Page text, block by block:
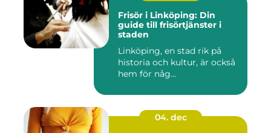
Frisör i Linköping: Din
guide till frisörtjänster i
staden
Linköping, en stad rik på
historia och kultur, är också
hem för någ...
04. dec